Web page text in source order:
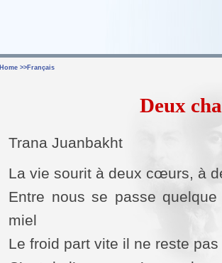
Home >> Français
Deux
Trana Juanbakht
La vie sourit à deux cœurs, à
Entre nous se passe
miel
Le froid part vite il ne reste